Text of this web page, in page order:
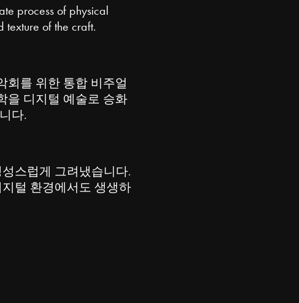
process of physical
of the craft.
회를 위한 통합 비주얼
을 디지털 예술로 승화
다.
스럽게 그려냈습니다.
털 환경에서도 생생하